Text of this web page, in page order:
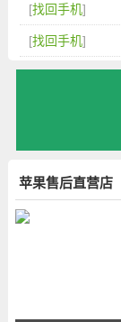
[找回手机]
[找回手机]
苹果售后直营店